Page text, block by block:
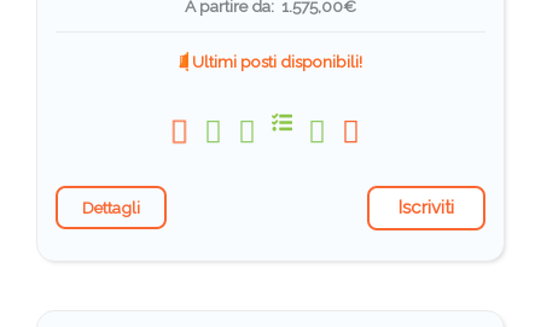
A partire da: 1.575,00€
Ultimi posti disponibili!
Dettagli Iscriviti